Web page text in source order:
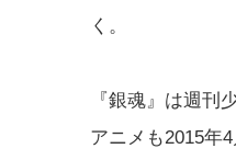
く。
『銀魂』は週刊
アニメも2015年